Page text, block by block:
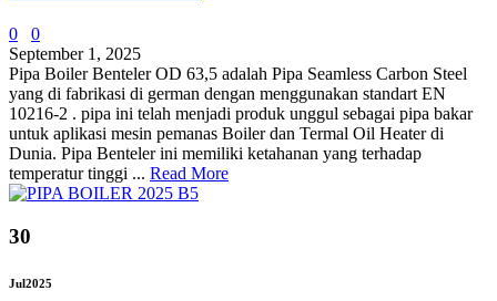
0
0
September 1, 2025
Pipa Boiler Benteler OD 63,5 adalah Pipa Seamless Carbon Steel
yang di fabrikasi di german dengan menggunakan standart EN
10216-2 . pipa ini telah menjadi produk unggul sebagai pipa bakar
untuk aplikasi mesin pemanas Boiler dan Termal Oil Heater di
Dunia. Pipa Benteler ini memiliki ketahanan yang terhadap
temperatur tinggi ... Read More
30
Jul2025